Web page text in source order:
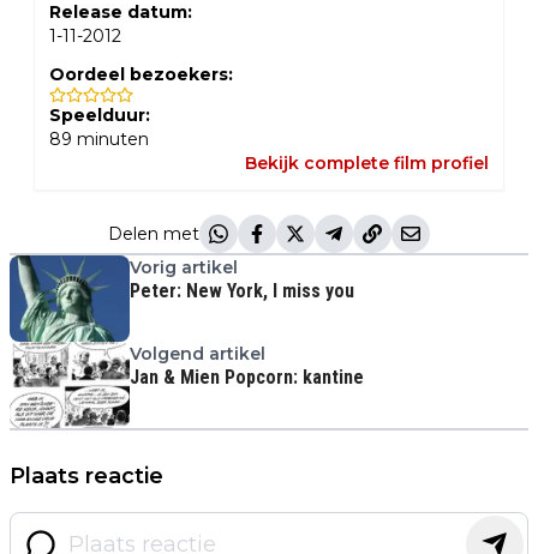
Release datum:
1-11-2012
Oordeel bezoekers:
Speelduur:
89 minuten
Bekijk complete film profiel
Delen met
Vorig artikel
Peter: New York, I miss you
Volgend artikel
Jan & Mien Popcorn: kantine
Plaats reactie